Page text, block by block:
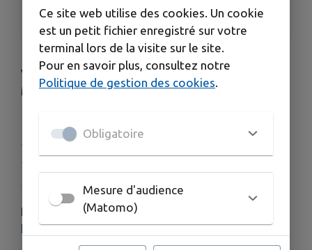
Musée du Verre François Décorchemont
Vittorio Zecchin a été le premier directeur de la
Manufacture Venini à Murano
Publié par Coraline TATZKY - Musée du Verre
François Décorchemont
PLUS D'INFORMATIONS
http://www.museeduverre.fr
Ce site web utilise des cookies. Un cookie
est un petit fichier enregistré sur votre
terminal lors de la visite sur le site.
Pour en savoir plus, consultez notre
Politique de gestion des cookies
Obligatoire
Mesure d'audience
(Matomo)